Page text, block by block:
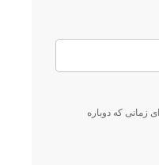
زمانی که دوباره